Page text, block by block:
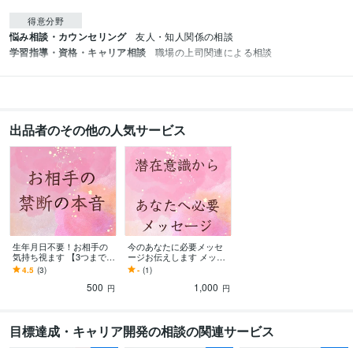
得意分野
悩み相談・カウンセリング 友人・知人関係の相談
学習指導・資格・キャリア相談 職場の上司関連による相談
出品者のその他の人気サービス
生年月日不要！お相手の
気持ち視ます 【3つまで鑑
定ok】24時間以内回答！
前向きになるよう伝える
4.5 (3)
500 円
今のあなたに必要メッセ
ージお伝えします メッセ
ージあるなら欲しい⭐️スッ
キリしたい、励まされた
- (1)
1,000 円
目標達成・キャリア開発の相談の関連サービス